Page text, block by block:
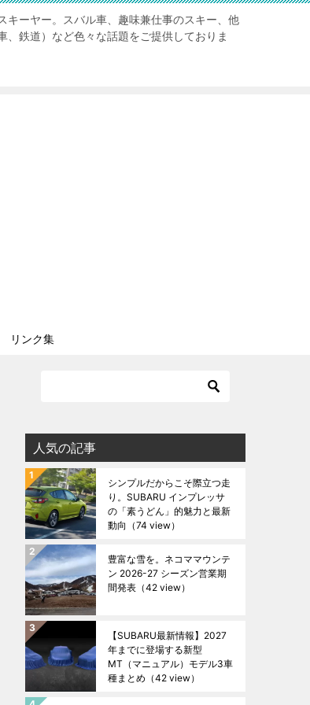
キーヤー。スバル車、趣味兼仕事のスキー、他
、鉄道）など色々な話題をご提供しておりま
リンク集
人気の記事
シンプルだからこそ際立つ走
り。SUBARU インプレッサ
の「素うどん」的魅力と最新
動向 （74 view）
豊富な雪を。ネコママウンテ
ン 2026-27 シーズン営業期
間発表 （42 view）
【SUBARU最新情報】2027
年までに登場する新型
MT（マニュアル）モデル3車
種まとめ （42 view）